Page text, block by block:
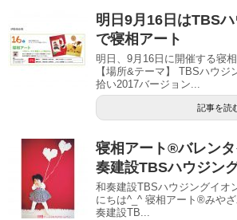
明日9月16日はTBS
で寝相アート
明日、9月16日に開催する寝
【場所&テーマ】 TBSハウジ
拾い2017バージョン...
記事を読
寝相アート®︎バレン
奏建設TBSハウジン
和奏建設TBSハウジングイオ
にちは^_^ 寝相アート®︎みや
奏建設TB...